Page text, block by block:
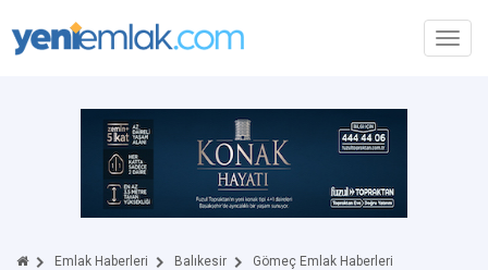
Emlak Haberleri Balıkesir Gömeç Emlak Haberleri